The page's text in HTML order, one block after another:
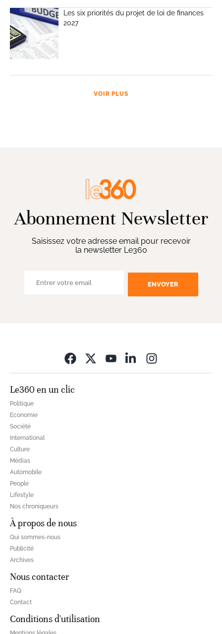
Les six priorités du projet de loi de finances
2027
VOIR PLUS
Abonnement Newsletter
Saisissez votre adresse email pour recevoir
la newsletter Le360
ENVOYER
Le360 en un clic
Politique
Economie
Société
International
Culture
Médias
Automobile
People
Lifestyle
Nos chroniqueurs
À propos de nous
Qui sommes-nous
Publicité
Archives
Nous contacter
FAQ
Contact
Conditions d'utilisation